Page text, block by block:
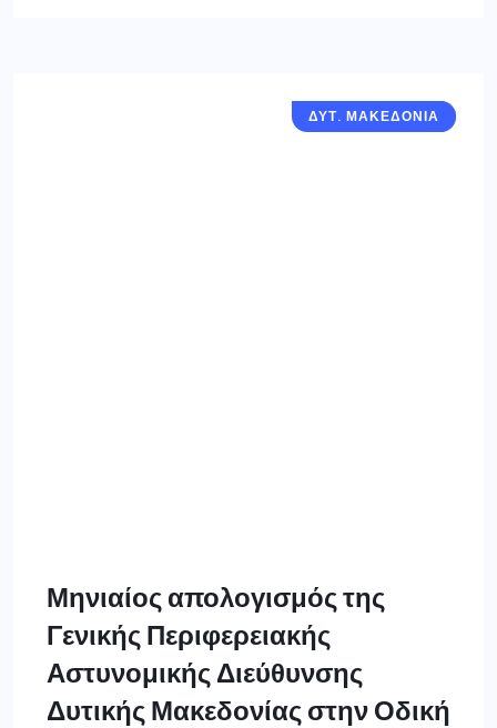
ΓΡΕΒΕΝΑ
ΔΥΤ. ΜΑΚΕΔΟΝΙΑ
Μηνιαίος απολογισμός της
Γενικής Περιφερειακής
Αστυνομικής Διεύθυνσης
Δυτικής Μακεδονίας στην Οδική